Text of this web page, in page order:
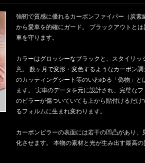
強靭で質感に優れるカーボンファイバー（炭
から愛車を的確にガード。 ブラックアウトと
車を守ります。
カラーはグロッシーなブラックと、スタイリッ
意。 数ヶ月で変形・変色するようなカーボン
のカッティングシート等のいわゆる「偽物」と
ます。 実車のデータを元に設計され、完璧な
のピラーが傷ついていても上から貼付けるだ
るフォルムに生まれ変わります。
カーボンピラーの表面には若干の凹凸があり
化させます。 本物の素材と光が生み出す最高の